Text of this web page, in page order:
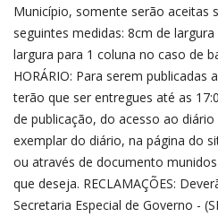
Município, somente serão aceitas
seguintes medidas: 8cm de
largura para 1 coluna no caso de
HORÁRIO: Para serem publicadas
terão que ser entregues até as
de publicação, do acesso ao
exemplar do diário, na página do
ou através de documento
que deseja. RECLAMAÇÕES:
Secretaria Especial de Governo -